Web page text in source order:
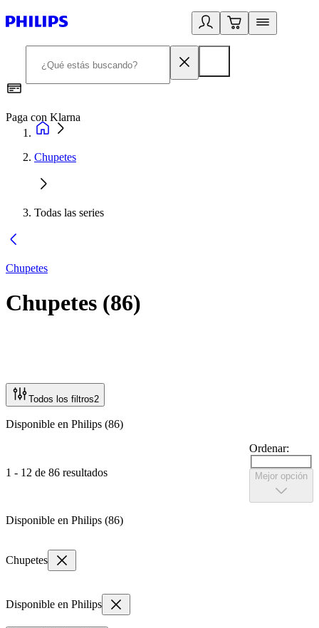
Paga con Klarna
Chupetes
Todas las series
Chupetes
Chupetes (86)
Todos los filtros2
Disponible en Philips (86)
1 - 12 de 86 resultados
Ordenar:
Mejor opción
Disponible en Philips (86)
Chupetes
Disponible en Philips